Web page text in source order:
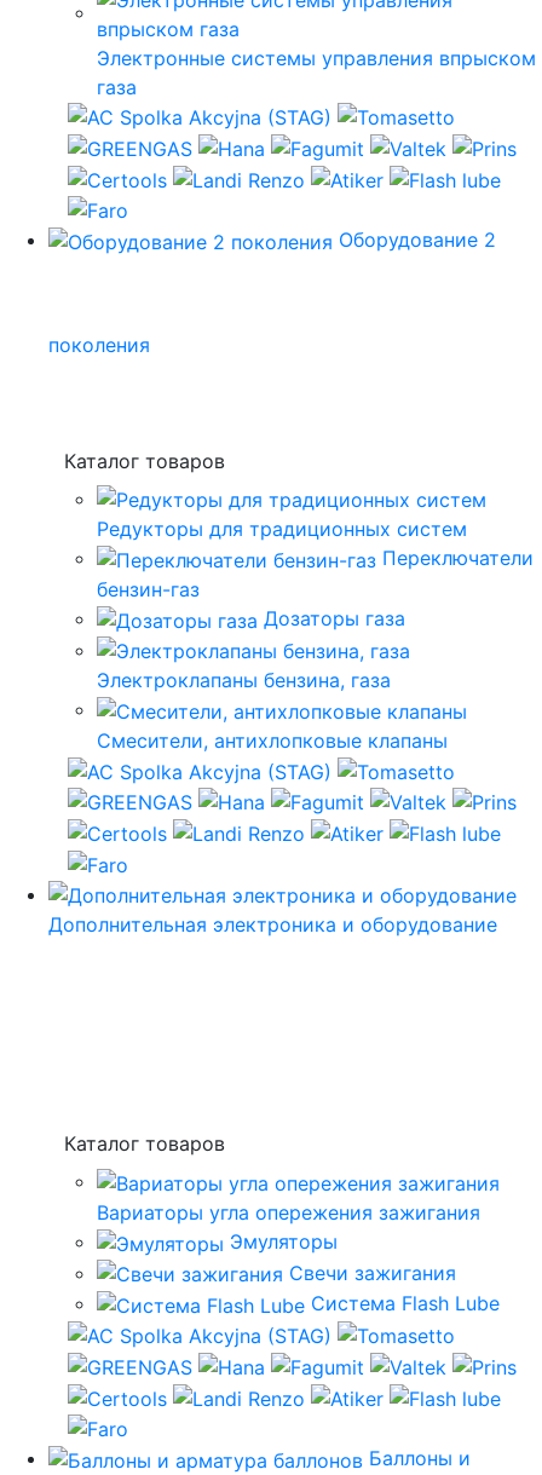
Электронные системы управления впрыском
газа
Оборудование 2
поколения
Каталог товаров
Редукторы для традиционных систем
Переключатели
бензин-газ
Дозаторы газа
Электроклапаны бензина, газа
Смесители, антихлопковые клапаны
Дополнительная электроника и оборудование
Каталог товаров
Вариаторы угла опережения зажигания
Эмуляторы
Свечи зажигания
Система Flash Lube
Баллоны и